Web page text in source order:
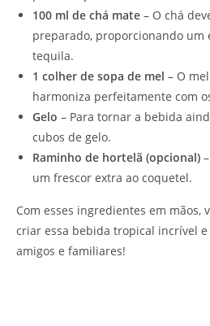
100 ml de chá mate – O chá
preparado, proporcionando um
tequila.
1 colher de sopa de mel – O
harmoniza perfeitamente com
Gelo – Para tornar a bebida
cubos de gelo.
Raminho de hortelã (opcional)
um frescor extra ao coquetel.
Com esses ingredientes em mãos,
criar essa bebida tropical incrível
amigos e familiares!